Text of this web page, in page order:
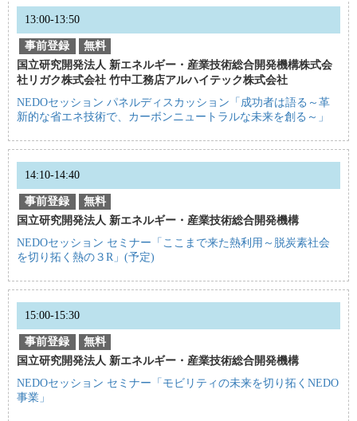
13:00-13:50
事前登録
無料
国立研究開発法人 新エネルギー・産業技術総合開発機構株式会
社リガク株式会社 竹中工務店アルハイテック株式会社
NEDOセッション パネルディスカッション「成功者は語る～革
新的な省エネ技術で、カーボンニュートラルな未来を創る～」
14:10-14:40
事前登録
無料
国立研究開発法人 新エネルギー・産業技術総合開発機構
NEDOセッション セミナー「ここまで来た熱利用～脱炭素社会
を切り拓く熱の３R」(予定)
15:00-15:30
事前登録
無料
国立研究開発法人 新エネルギー・産業技術総合開発機構
NEDOセッション セミナー「モビリティの未来を切り拓くNEDO
事業」